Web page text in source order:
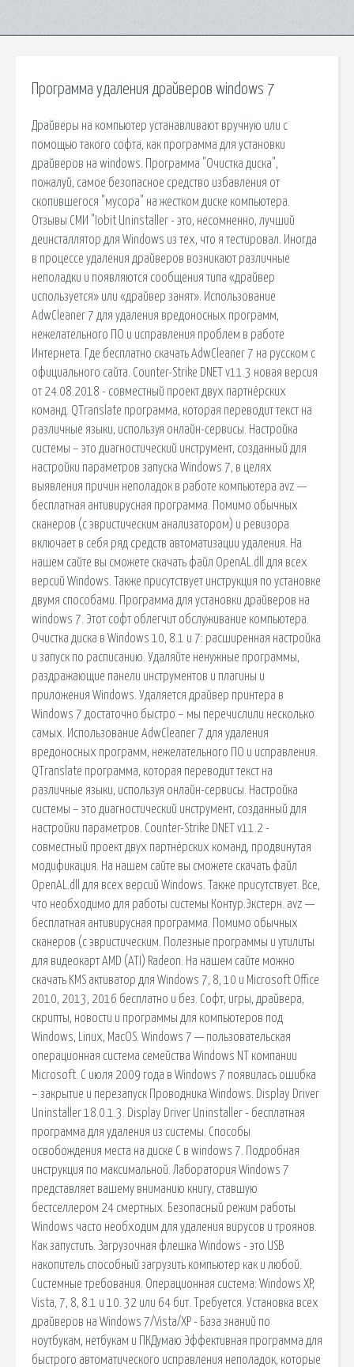
Программа удаления драйверов windows 7
Драйверы на компьютер устанавливают вручную или с
помощью такого софта, как программа для установки
драйверов на windows. Программа "Очистка диска",
пожалуй, самое безопасное средство избавления от
скопившегося "мусора" на жестком диске компьютера.
Отзывы СМИ "Iobit Uninstaller - это, несомненно, лучший
деинсталлятор для Windows из тех, что я тестировал. Иногда
в процессе удаления драйверов возникают различные
неполадки и появляются сообщения типа «драйвер
используется» или «драйвер занят». Использование
AdwCleaner 7 для удаления вредоносных программ,
нежелательного ПО и исправления проблем в работе
Интернета. Где бесплатно скачать AdwCleaner 7 на русском с
официального сайта. Counter-Strike DNET v11.3 новая версия
от 24.08.2018 - совместный проект двух партнёрских
команд. QTranslate программа, которая переводит текст на
различные языки, используя онлайн-сервисы. Настройка
системы – это диагностический инструмент, созданный для
настройки параметров запуска Windows 7, в целях
выявления причин неполадок в работе компьютера avz —
бесплатная антивирусная программа. Помимо обычных
сканеров (с эвристическим анализатором) и ревизора
включает в себя ряд средств автоматизации удаления. На
нашем сайте вы сможете скачать файл OpenAL.dll для всех
версий Windows. Также присутствует инструкция по установке
двумя способами. Программа для установки драйверов на
windows 7. Этот софт облегчит обслуживание компьютера.
Очистка диска в Windows 10, 8.1 и 7: расширенная настройка
и запуск по расписанию. Удаляйте ненужные программы,
раздражающие панели инструментов и плагины и
приложения Windows. Удаляется драйвер принтера в
Windows 7 достаточно быстро – мы перечислили несколько
самых. Использование AdwCleaner 7 для удаления
вредоносных программ, нежелательного ПО и исправления.
QTranslate программа, которая переводит текст на
различные языки, используя онлайн-сервисы. Настройка
системы – это диагностический инструмент, созданный для
настройки параметров. Counter-Strike DNET v11.2 -
совместный проект двух партнёрских команд, продвинутая
модификация. На нашем сайте вы сможете скачать файл
OpenAL.dll для всех версий Windows. Также присутствует. Все,
что необходимо для работы системы Контур.Экстерн. avz —
бесплатная антивирусная программа. Помимо обычных
сканеров (с эвристическим. Полезные программы и утилиты
для видеокарт AMD (ATI) Radeon. На нашем сайте можно
скачать KMS активатор для Windows 7, 8, 10 и Microsoft Office
2010, 2013, 2016 бесплатно и без. Софт, игры, драйвера,
скрипты, новости и программы для компьютеров под
Windows, Linux, MacOS. Windows 7 — пользовательская
операционная система семейства Windows NT компании
Microsoft. С июля 2009 года в Windows 7 появилась ошибка
– закрытие и перезапуск Проводника Windows. Display Driver
Uninstaller 18.0.1.3. Display Driver Uninstaller - бесплатная
программа для удаления из системы. Способы
освобождения места на диске С в windows 7. Подробная
инструкция по максимальной. Лаборатория Windows 7
представляет вашему вниманию книгу, ставшую
бестселлером 24 смертных. Безопасный режим работы
Windows часто необходим для удаления вирусов и троянов.
Как запустить. Загрузочная флешка Windows - это USB
накопитель способный загрузить компьютер как и любой.
Системные требования. Операционная система: Windows XP,
Vista, 7, 8, 8.1 и 10. 32 или 64 бит. Требуется. Установка всех
драйверов на Windows 7/Vista/XP - База знаний по
ноутбукам, нетбукам и ПКДумаю Эффективная программа для
быстрого автоматического исправления неполадок, которые